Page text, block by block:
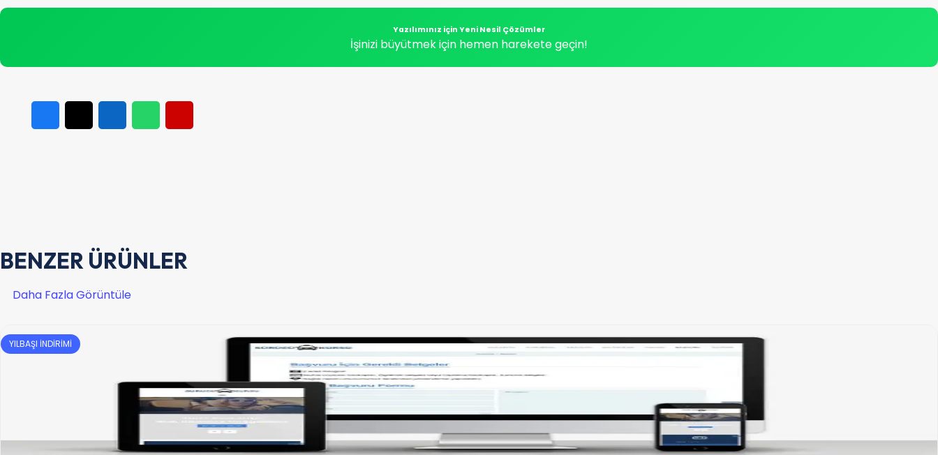
Yazılımınız için Yeni Nesil Çözümler
İşinizi büyütmek için hemen harekete geçin!
BENZER ÜRÜNLER
Daha Fazla Görüntüle
YILBAŞI İNDİRİMİ